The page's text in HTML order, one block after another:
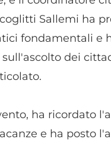
Sallemi ha
fondamentali e
dei
ha ricordato
e ha posto